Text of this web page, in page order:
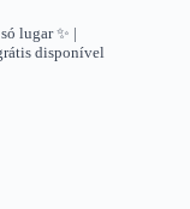
lugar✨ |
grátis disponível